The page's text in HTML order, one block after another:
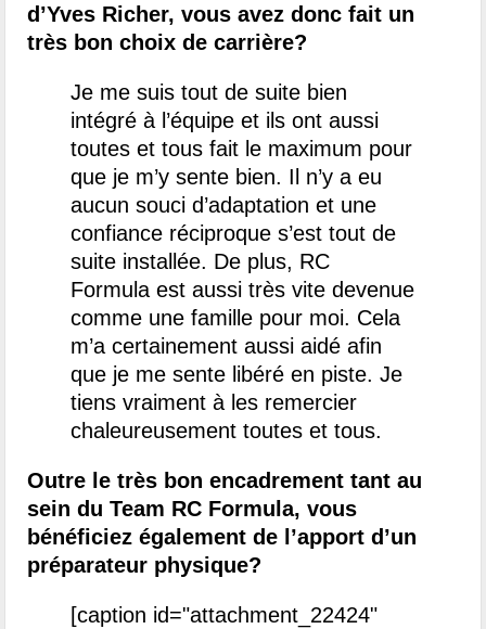
d’Yves Richer, vous avez donc fait un
très bon choix de carrière?
Je me suis tout de suite bien
intégré à l’équipe et ils ont aussi
toutes et tous fait le maximum pour
que je m’y sente bien. Il n’y a eu
aucun souci d’adaptation et une
confiance réciproque s’est tout de
suite installée. De plus, RC
Formula est aussi très vite devenue
comme une famille pour moi. Cela
m’a certainement aussi aidé afin
que je me sente libéré en piste. Je
tiens vraiment à les remercier
chaleureusement toutes et tous.
Outre le très bon encadrement tant au
sein du Team RC Formula, vous
bénéficiez également de l’apport d’un
préparateur physique?
[caption id="attachment_22424"